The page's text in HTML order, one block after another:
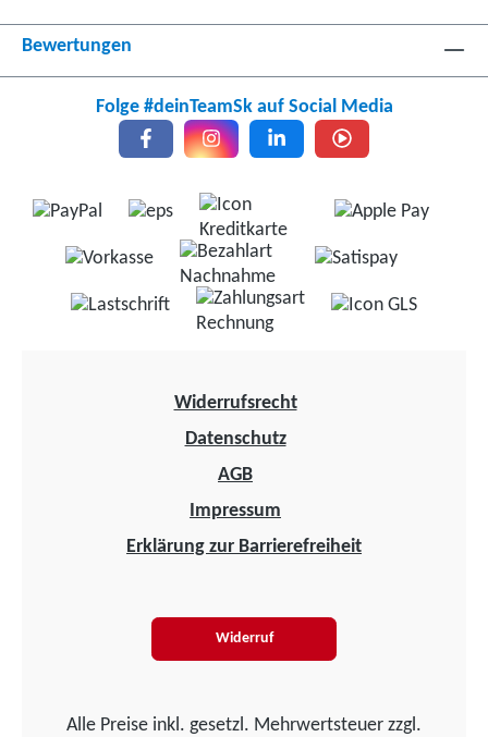
Bewertungen
Folge #deinTeamSk auf Social Media
Widerrufsrecht
Datenschutz
AGB
Impressum
Erklärung zur Barrierefreiheit
Widerruf
Alle Preise inkl. gesetzl. Mehrwertsteuer zzgl.